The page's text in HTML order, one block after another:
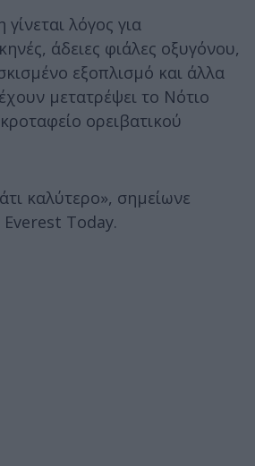
λόγος για
άδειες φιάλες οξυγόνου,
εξοπλισμό και άλλα
μετατρέψει το Νότιο
ορειβατικού
καλύτερο», σημείωνε
Everest Today.